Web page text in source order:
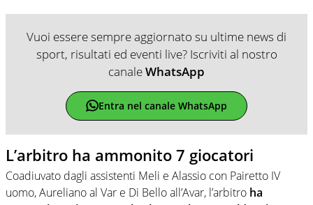
Vuoi essere sempre aggiornato su ultime news di
sport, risultati ed eventi live? Iscriviti al nostro
canaleWhatsApp
Entra nel canale WhatsApp
L’arbitro ha ammonito 7 giocatori
Coadiuvato dagli assistenti Meli e Alassio con Pairetto IV
uomo, Aureliano al Var e Di Bello all’Avar, l’arbitro ha